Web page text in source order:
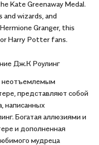
Kate Greenaway Medal.
wizards, and
Granger, this
Harry Potter fans.
Дж.К Роулинг
неотъемлемым
представляют собой
написанных
Богатая аллюзиями и
и дополненная
мудреца